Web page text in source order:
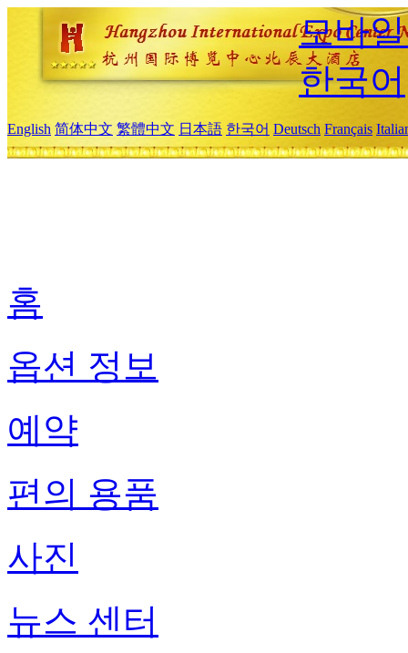
모바
한국어
English 简体中文 繁體中文 日本語 한국어 Deutsch Français
홈
옵션 정보
예약
편의 용품
사진
뉴스 센터